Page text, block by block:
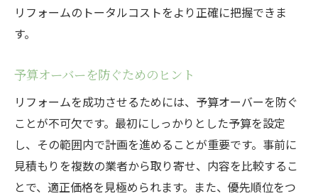
リフォームのトータルコストをより正確に把握できま
す。
予算オーバーを防ぐためのヒント
リフォームを成功させるためには、予算オーバーを防ぐ
ことが不可欠です。最初にしっかりとした予算を設定
し、その範囲内で計画を進めることが重要です。事前に
見積もりを複数の業者から取り寄せ、内容を比較するこ
とで、適正価格を見極められます。また、優先順位をつ